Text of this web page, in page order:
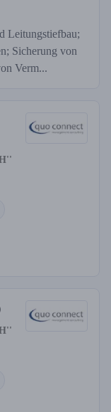
Leitungstiefbau;
Sicherung von
Verm...